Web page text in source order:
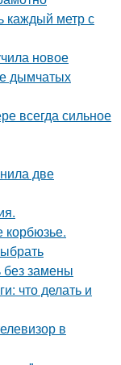
каждый метр с
новое
дымчатых
всегда сильное
две
корбюзье.
без замены
что делать и
в